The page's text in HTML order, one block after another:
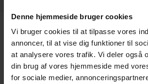
Denne hjemmeside bruger cookies
Vi bruger cookies til at tilpasse vores
annoncer, til at vise dig funktioner til
at analysere vores trafik. Vi deler også
din brug af vores hjemmeside med
for sociale medier,
Leveringsmuligheder
Betalingsmuligheder